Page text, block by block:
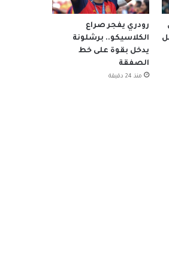
رودري يفجر صراع
الكلاسيكو.. برشلونة
يدخل بقوة على خط
الصفقة
منذ 24 دقيقة